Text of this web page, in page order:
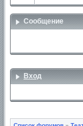
Сообщение
Вход